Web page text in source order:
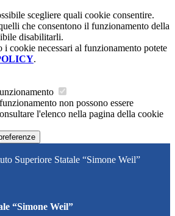
scegliere quali cookie consentire.
che consentono il funzionamento della
disabilitarli.
i cookie necessari al funzionamento potete
.
non possono essere
l'elenco nella pagina della cookie
Superiore Statale “Simone Weil”
“Simone Weil”